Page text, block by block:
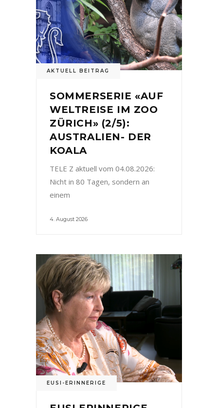
AKTUELL BEITRAG
SOMMERSERIE «AUF
WELTREISE IM ZOO
ZÜRICH» (2/5):
AUSTRALIEN- DER
KOALA
TELE Z aktuell vom 04.08.2026:
Nicht in 80 Tagen, sondern an
einem
4. August 2026
EUSI-ERINNERIGE